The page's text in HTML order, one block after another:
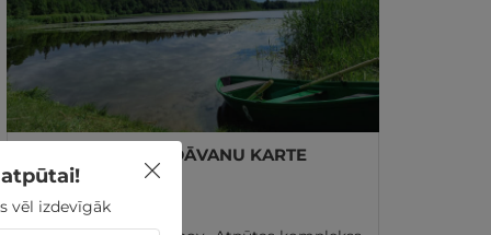
"Kurzemes Pērle" DĀVANU KARTE
vēl izdevīgāk